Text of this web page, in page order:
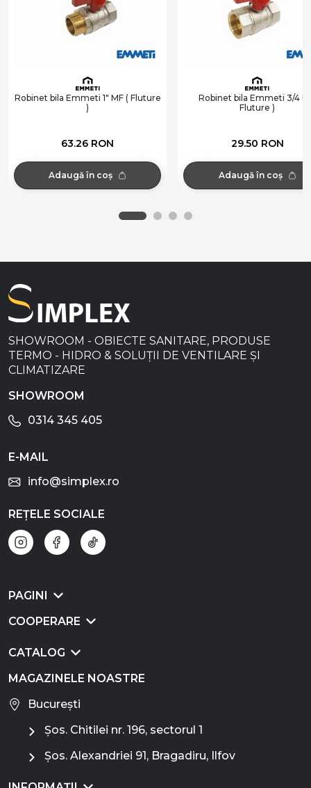
Robinet bila Emmeti 1" MF ( Fluture
)
63.26 RON
Adaugă în coș
Robinet bila Emmeti 3/4
Fluture )
29.50 RON
Adaugă în coș
SHOWROOM - OBIECTE SANITARE, PRODUSE
TERMO - HIDRO & SOLUȚII DE VENTILARE ȘI
CLIMATIZARE
SHOWROOM
0314 345 405
E-MAIL
info@simplex.ro
REȚELE SOCIALE
PAGINI
COOPERARE
CATALOG
MAGAZINELE NOASTRE
București
Șos. Chitilei nr. 196, sectorul 1
Șos. Alexandriei 91, Bragadiru, Ilfov